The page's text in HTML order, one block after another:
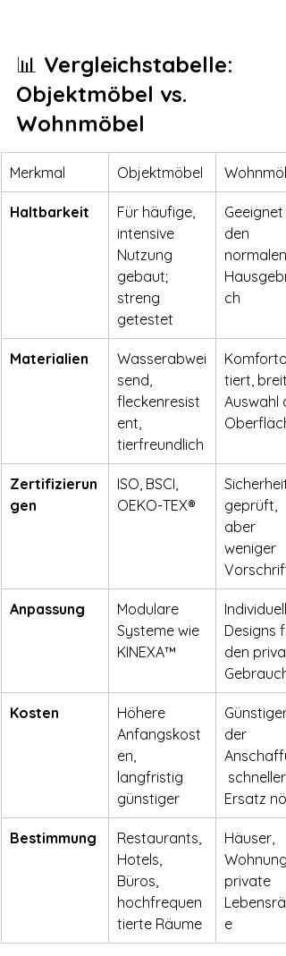
📊 Vergleichstabelle:
Objektmöbel vs.
Wohnmöbel
Merkmal Objektmöbel
Haltbarkeit
Für häufige,
intensive
Nutzung
gebaut;
streng
getestet
Geeignet
den
normalen
ch
Materialien
Wasserabwei
send,
fleckenresist
ent,
tierfreundlich
tiert,
Auswahl
Zertifizierun
gen
ISO, BSCI,
OEKO-TEX®
Sicherheit
geprüft,
aber
weniger
Anpassung
Modulare
Systeme wie
KINEXA™
Designs
den
Gebrauch
Kosten
Höhere
Anfangskost
en,
langfristig
günstiger
Günstiger
der
Ersatz
Bestimmung
Restaurants,
Hotels,
Büros,
hochfrequen
tierte Räume
Häuser,
private
e